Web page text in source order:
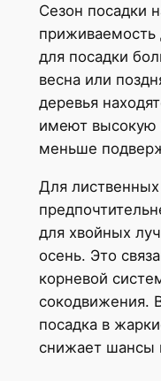
Сезон посадки
для посадки
весна или
деревья
имеют высокую
меньше
Для
для хвойных
осень. Это
корневой
сокодвижения.
посадка в
снижает шансы